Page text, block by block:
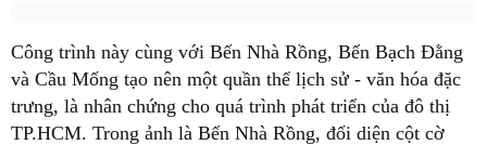
Công trình này cùng với Bến Nhà Rồng, Bến Bạch Đằng
và Cầu Mống tạo nên một quần thể lịch sử - văn hóa đặc
trưng, là nhân chứng cho quá trình phát triển của đô thị
TP.HCM. Trong ảnh là Bến Nhà Rồng, đối diện cột cờ